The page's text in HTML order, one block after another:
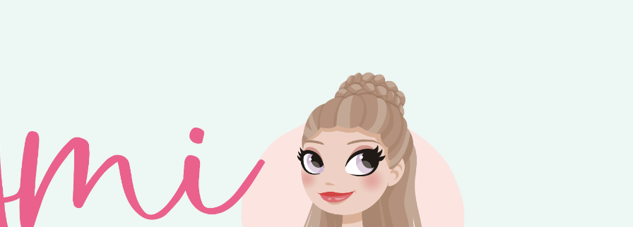
ontvang je 25% korting op alle losse Amilishly patronen bij een minimale besteding van €10,-. Geldig tot en met